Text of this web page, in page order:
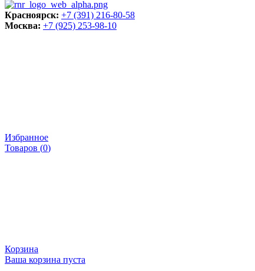
Красноярск: +7 (391) 216-80-58
Москва: +7 (925) 253-98-10
Избранное
Товаров (0)
Корзина
Ваша корзина пуста